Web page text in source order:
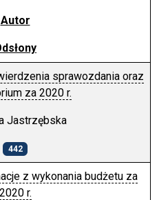
Autor
sprawozdania oraz
za 2020 r.
Jastrzębska
442
z wykonania budżetu za
2020 r.